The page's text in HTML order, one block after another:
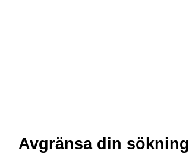
Avgränsa din sökning